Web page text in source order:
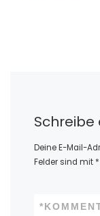
Deine E-Mail-
Felder sind mit *
*